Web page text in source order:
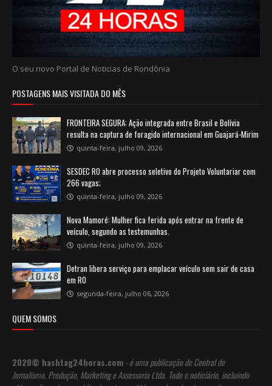
O seu novo Portal de Noticias de Rondônia
POSTAGENS MAIS VISITADA DO MÊS
FRONTEIRA SEGURA: Ação integrada entre Brasil e Bolívia
resulta na captura de foragido internacional em Guajará-Mirim
quinta-feira, julho 09, 2026
SESDEC RO abre processo seletivo do Projeto Voluntariar com
266 vagas;
quinta-feira, julho 09, 2026
Nova Mamoré: Mulher fica ferida após entrar na frente de
veículo, segundo as testemunhas.
quinta-feira, julho 09, 2026
Detran libera serviço para emplacar veículo sem sair de casa
em RO
segunda-feira, julho 06, 2026
QUEM SOMOS
2020© hashtag24horas.com - é uma publicação de Central de
Jornalismo, Produção, Marketing e Assessoria Ltda. Todo o noticiário, incluindo